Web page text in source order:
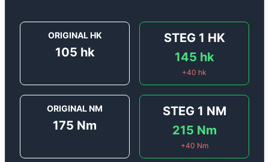
ORIGINAL HK
105 hk
STEG 1 HK
145 hk
+40 hk
ORIGINAL NM
175 Nm
STEG 1 NM
215 Nm
+40 Nm